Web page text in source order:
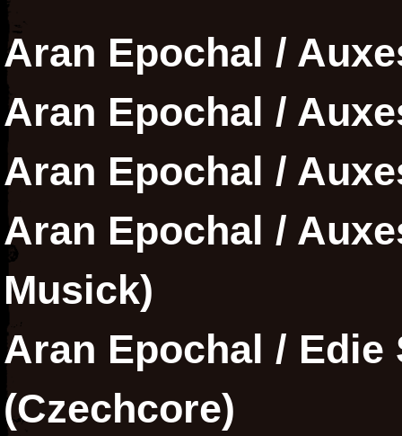
Aran Epochal /
Aran Epochal /
Aran Epochal /
Aran Epochal /
Musick)
Aran Epochal /
(Czechcore)